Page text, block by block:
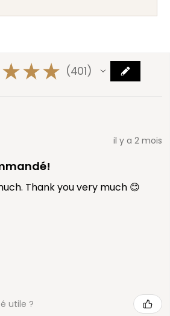
★★★ 401
401
il y a 2 mois
Thank you very much 😊
utile ?